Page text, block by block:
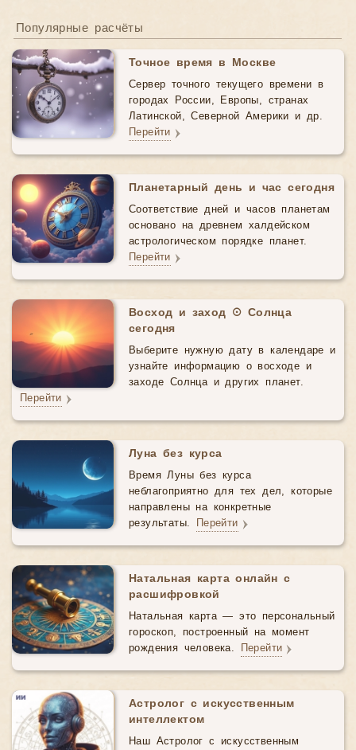
Популярные расчёты
Точное время в Москве
Сервер точного текущего времени в
городах России, Европы, странах
Латинской, Северной Америки и др.
Перейти
Планетарный день и час сегодня
Соответствие дней и часов планетам
основано на древнем халдейском
астрологическом порядке планет.
Перейти
Восход и заход ☉ Солнца
сегодня
Выберите нужную дату в календаре и
узнайте информацию о восходе и
заходе Солнца и других планет.
Перейти
Луна без курса
Время Луны без курса
неблагоприятно для тех дел, которые
направлены на конкретные
результаты. Перейти
Натальная карта онлайн с
расшифровкой
Натальная карта — это персональный
гороскоп, построенный на момент
рождения человека. Перейти
Астролог с искусственным
интеллектом
Наш Астролог с искусственным